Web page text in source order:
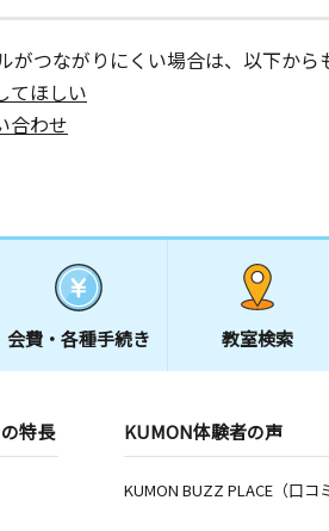
がつながりにくい場合は、以下から
てほしい
合わせ
会費・ 各種手続き 教室検索
特長 KUMON体験者の声
KUMON BUZZ PLACE（口コ